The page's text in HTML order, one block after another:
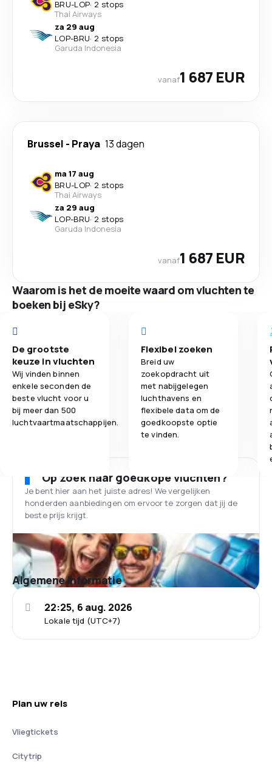
BRU-LOP· 2 stops
Thai Airways
za 29 aug
LOP-BRU· 2 stops
Garuda Indonesia
vanaf1 687 EUR
Brussel - Praya 13 dagen
ma 17 aug
BRU-LOP· 2 stops
Thai Airways
za 29 aug
LOP-BRU· 2 stops
Garuda Indonesia
vanaf1 687 EUR
Waarom is het de moeite waard om vluchten te
boeken bij eSky?
De grootste
keuze in vluchten
Wij vinden binnen
enkele seconden de
beste vlucht voor u
bij meer dan 500
luchtvaartmaatschappijen.
Flexibel zoeken
Breid uw
zoekopdracht uit
met nabijgelegen
luchthavens en
flexibele data om de
goedkoopste optie
te vinden.
Op zoek naar goedkope vluchten?
Je bent hier aan het juiste adres! We vergelijken
honderden aanbiedingen om ervoor te zorgen dat jij de
beste prijs krijgt.
Algemene informatie
Lokale tijd (UTC+7)
22:25, 6 aug. 2026
Plan uw reis
Vliegtickets
Citytrip